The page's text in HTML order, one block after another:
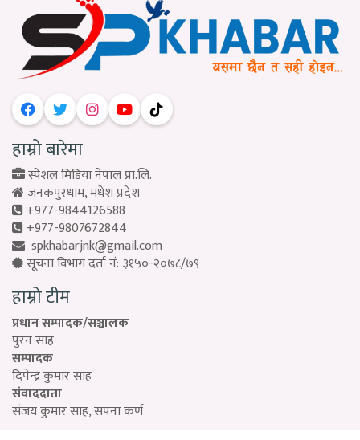
हाम्रो बारेमा
स्पेशल मिडिया नेपाल प्रा.लि.
जनकपुरधाम, मधेश प्रदेश
+977-9844126588
+977-9807672844
spkhabarjnk@gmail.com
सूचना विभाग दर्ता नं: ३१५०-२०७८/७९
हाम्रो टीम
प्रधान सम्पादक/सञ्चालक
पुरन साह
सम्पादक
दिपेन्द्र कुमार साह
संवाददाता
संजय कुमार साह, सपना कर्ण